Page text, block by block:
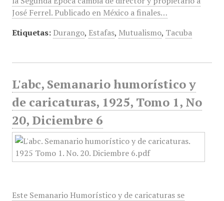
José Ferrel. Publicado en México a finales…
Etiquetas: Durango, Estafas, Mutualismo, Tacuba
L'abc, Semanario humorístico y
de caricaturas, 1925, Tomo 1, No
20, Diciembre 6
Este Semanario Humorístico y de caricaturas se